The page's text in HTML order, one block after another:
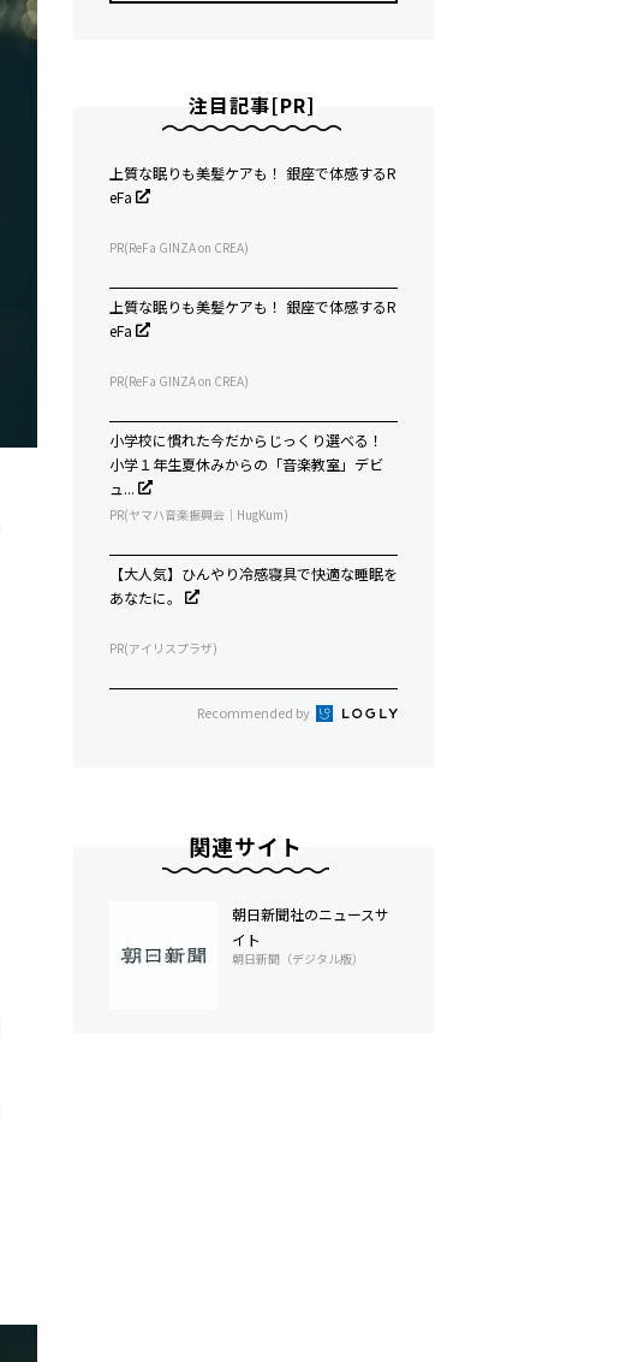
注目記事[PR]
上質な眠りも美髪ケアも！ 銀座で体感するR
eFa
PR(ReFa GINZA on CREA)
上質な眠りも美髪ケアも！ 銀座で体感するR
eFa
PR(ReFa GINZA on CREA)
小学校に慣れた今だからじっくり選べる！
小学１年生夏休みからの「音楽教室」デビ
ュ...
PR(ヤマハ音楽振興会｜HugKum)
【大人気】ひんやり冷感寝具で快適な睡眠を
あなたに。
PR(アイリスプラザ)
Recommended by
関連サイト
朝日新聞社のニュースサ
イト
朝日新聞（デジタル版）